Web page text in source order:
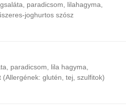
paradicsom, lilahagyma,
joghurtos szósz
paradicsom, lila hagyma,
glutén, tej, szulfitok)